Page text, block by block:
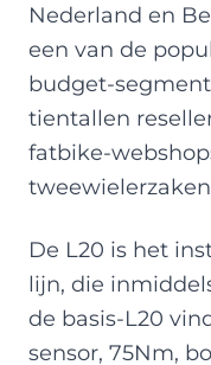
Nederland en
een van de
budget-
tientallen
fatbike-
De L20 is het
lijn, die
de basis-L20
sensor, 75Nm,